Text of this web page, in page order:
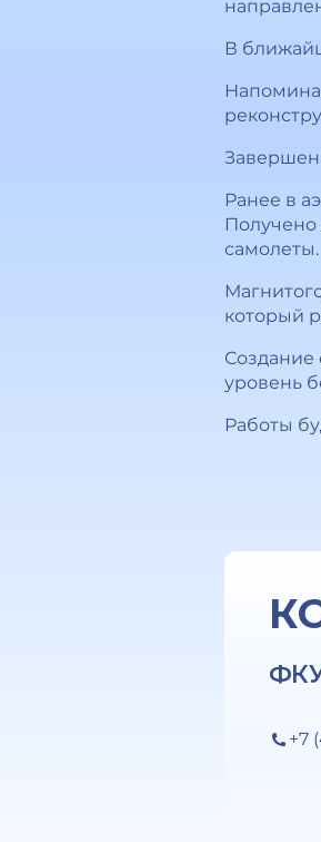
В
Ранее в
Получено
самолеты.
который
Создание
уровень
Работы
+7